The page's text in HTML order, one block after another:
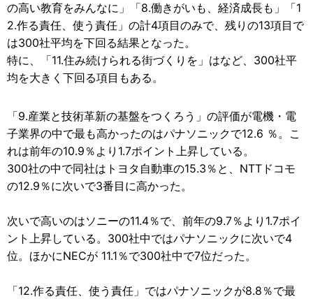
の高い教育をみんなに」「8.働きがいも、経済成長も」「1
2.作る責任、使う責任」の計4項目のみで、残りの13項目で
は300社平均を下回る結果となった。
特に、「11.住み続けられる街づくりを」はなど、300社平
均を大きく下回る項目もある。
「9.産業と技術革新の基盤をつくろう」の評価が電機・電
子業界の中で最も高かったのはパナソニックで12.6 ％。こ
れは前年の10.9％より1.7ポイント上昇している。
300社の中で同社はトヨタ自動車の15.3％と、NTTドコモ
の12.9％に次いで3番目に高かった。
次いで高いのはソニーの11.4％で、前年の9.7％より1.7ポイ
ント上昇している。300社中ではパナソニックに次いで4
位。ほかにNECが 11.1％で300社中で7位だった。
「12.作る責任、使う責任」ではパナソニックが8.8％で最